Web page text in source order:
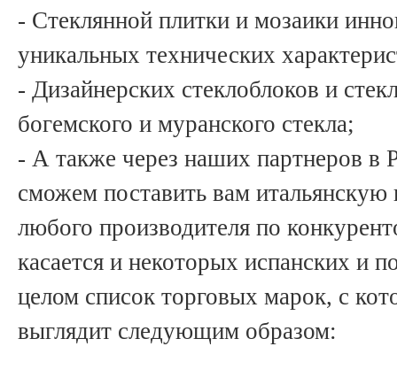
- Стеклянной плитки и мозаики
уникальных технических
- Дизайнерских стеклоблоков и
богемского и муранского стекла;
- А также через наших партнеров в
сможем поставить вам
любого производителя по
касается и некоторых испанских и
целом список торговых марок, с
выглядит следующим образом: